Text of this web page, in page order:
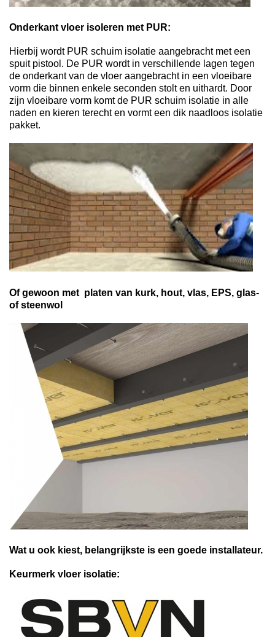
Onderkant vloer isoleren met PUR:
Hierbij wordt PUR schuim isolatie aangebracht met een
spuit pistool. De PUR wordt in verschillende lagen tegen
de onderkant van de vloer aangebracht in een vloeibare
vorm die binnen enkele seconden stolt en uithardt. Door
zijn vloeibare vorm komt de PUR schuim isolatie in alle
naden en kieren terecht en vormt een dik naadloos isolatie
pakket.
Of gewoon met platen van kurk, hout, vlas, EPS, glas-
of steenwol
Wat u ook kiest, belangrijkste is een goede installateur.
Keurmerk v loer isolatie: